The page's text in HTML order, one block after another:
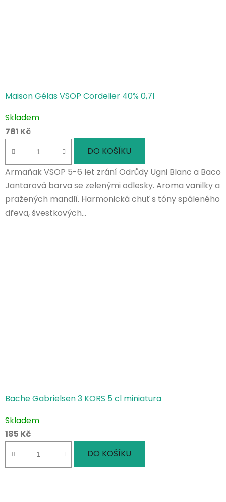
Maison Gélas VSOP Cordelier 40% 0,7l
Skladem
781 Kč
DO KOŠÍKU
Armaňak VSOP 5-6 let zrání Odrůdy Ugni Blanc a Baco
Jantarová barva se zelenými odlesky. Aroma vanilky a
pražených mandlí. Harmonická chuť s tóny spáleného
dřeva, švestkových...
Bache Gabrielsen 3 KORS 5 cl miniatura
Skladem
185 Kč
DO KOŠÍKU